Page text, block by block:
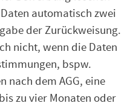
automatisch zwei
der Zurückweisung.
nicht, wenn die Daten
bspw.
nach dem AGG, eine
zu vier Monaten oder